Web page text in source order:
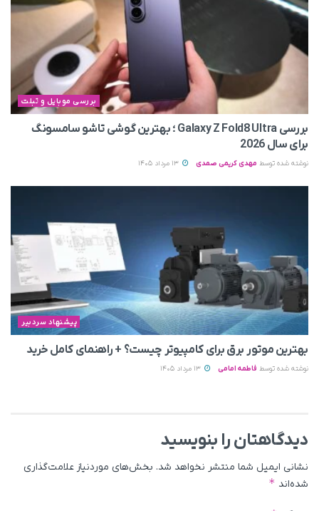
بررسی موبایل و تبلت
بررسی Galaxy Z Fold8 Ultra ؛ بهترین گوشی تاشو سامسونگ
برای سال 2026
نوشته شده توسط مهدی کریمی صمدی
پیشنهاد سردبیر
بهترین موتور برق برای کامپیوتر چیست؟ + راهنمای کامل خرید
نوشته شده توسط فاطمه امامی
دیدگاهتان را بنویسید
نشانی ایمیل شما منتشر نخواهد شد. بخش‌های موردنیاز علامت‌گذاری
شده‌اند *